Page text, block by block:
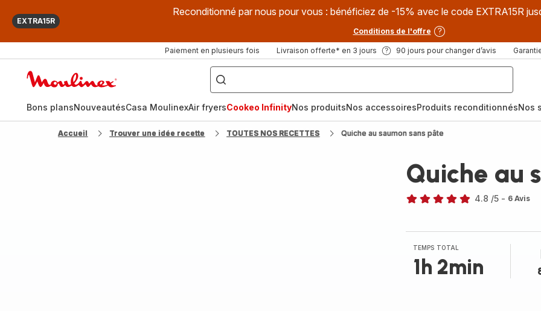
EXTRA15R
Reconditionné par nous pour vous : bénéficiez de -15% avec le code EXTRA15R
Conditions de l'offre
Paiement en plusieurs fois Livraison offerte* en 3 jours 90 jours pour changer d’avis
["Que
recherchez-
vous
?",
fryer",
"Companion"]
Bons plansNouveautésCasa MoulinexAir fryersCookeo InfinityNos produitsNos accessoiresProduits reconditionnésNos
Accueil Trouver une idée recette TOUTES NOS RECETTES Quiche au saumon sans pâte
Quiche au
4.8 /5 - 6 Avis
TEMPS TOTAL
1h 2min